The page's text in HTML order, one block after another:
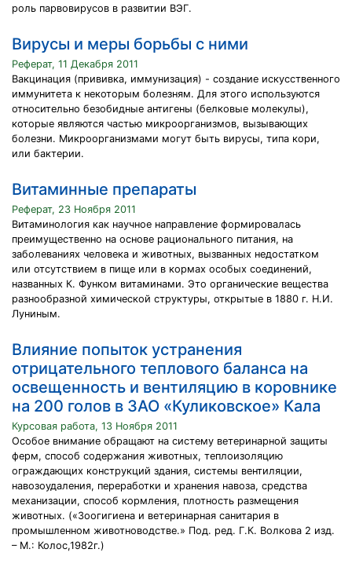
роль парвовирусов в развитии ВЭГ.
Вирусы и меры борьбы с ними
Реферат, 11 Декабря 2011
Вакцинация (прививка, иммунизация) - создание искусственного
иммунитета к некоторым болезням. Для этого используются
относительно безобидные антигены (белковые молекулы),
которые являются частью микроорганизмов, вызывающих
болезни. Микроорганизмами могут быть вирусы, типа кори,
или бактерии.
Витаминные препараты
Реферат, 23 Ноября 2011
Витаминология как научное направление формировалась
преимущественно на основе рационального питания, на
заболеваниях человека и животных, вызванных недостатком
или отсутствием в пище или в кормах особых соединений,
названных К. Функом витаминами. Это органические вещества
разнообразной химической структуры, открытые в 1880 г. Н.И.
Луниным.
Влияние попыток устранения
отрицательного теплового баланса на
освещенность и вентиляцию в коровнике
на 200 голов в ЗАО «Куликовское» Кала
Курсовая работа, 13 Ноября 2011
Особое внимание обращают на систему ветеринарной защиты
ферм, способ содержания животных, теплоизоляцию
ограждающих конструкций здания, системы вентиляции,
навозоудаления, переработки и хранения навоза, средства
механизации, способ кормления, плотность размещения
животных. («Зоогигиена и ветеринарная санитария в
промышленном животноводстве.» Под. ред. Г.К. Волкова 2 изд.
– М.: Колос,1982г.)